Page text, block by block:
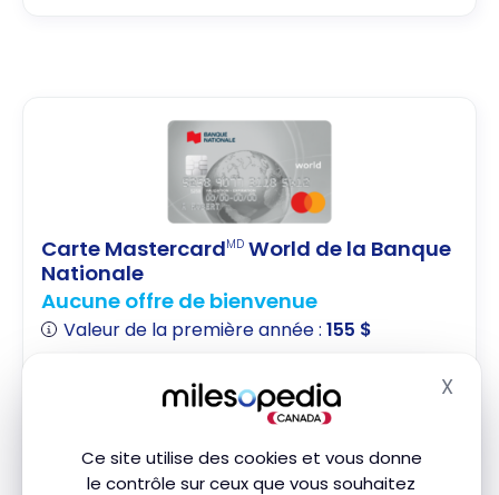
Ce site utilise des cookies et vous donne
le contrôle sur ceux que vous souhaitez
X
Carte MastercardMD World de la Banque
Nationale
Aucune offre de bienvenue
Valeur de la première année :155 $
Excellentes Assurances
Jusqu'à 2X les points